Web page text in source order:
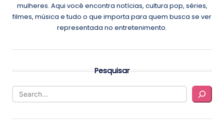
mulheres. Aqui você encontra notícias, cultura pop, séries,
filmes, música e tudo o que importa para quem busca se ver
representada no entretenimento.
Pesquisar